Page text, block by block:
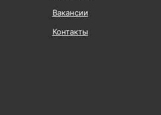
Вакансии
Контакты